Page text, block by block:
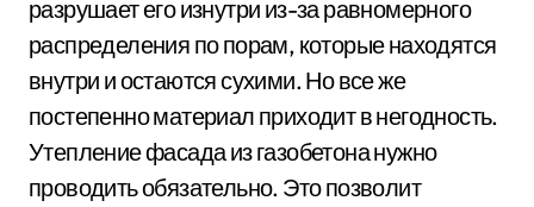
разрушает его изнутри из-за равномерного
распределения по порам, которые находятся
внутри и остаются сухими. Но все же
постепенно материал приходит в негодность.
Утепление фасада из газобетона нужно
проводить обязательно. Это позволит